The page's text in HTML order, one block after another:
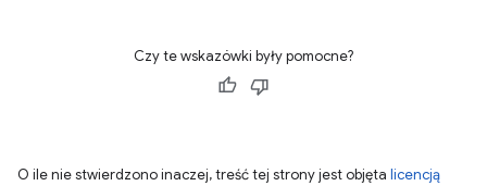
Czy te wskazówki były pomocne?
O ile nie stwierdzono inaczej, treść tej strony jest objęta licencją